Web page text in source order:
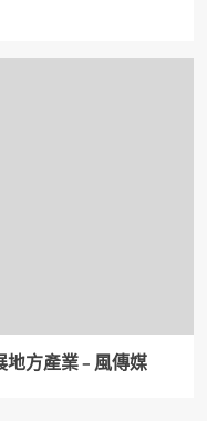
方產業 – 風傳媒